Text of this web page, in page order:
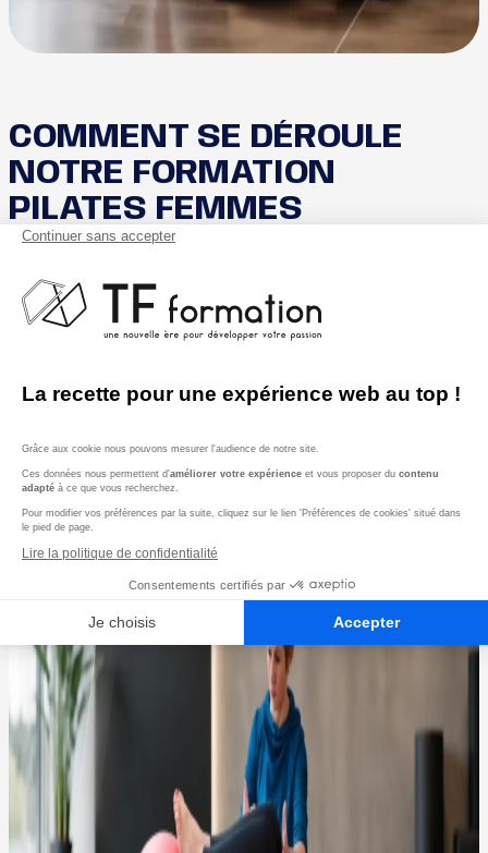
COMMENT SE DÉROULE
NOTRE FORMATION
PILATES FEMMES
ENCEINTES ET SENIOR ?